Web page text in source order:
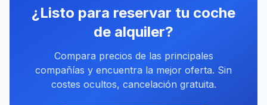
¿Listo para reservar tu coche
de alquiler?
Compara precios de las principales
compañías y encuentra la mejor oferta. Sin
costes ocultos, cancelación gratuita.